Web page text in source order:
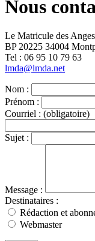
Nous
Le Matricule des Anges
BP 20225 34004
Tel : ‭06 95 10 79 63
lmda@lmda.net
Nom :
Prénom :
Courriel : (obligatoire)
Sujet :
Message :
Destinataires :
Rédaction et
Webmaster